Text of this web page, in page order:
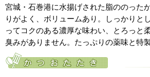
宮城・石巻港に水揚げされた脂ののった
りがよく、ボリュームあり。しっかりと
ってコクのある濃厚な味わい、とろっと
臭みがありません。たっぷりの薬味と特